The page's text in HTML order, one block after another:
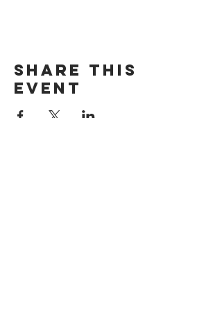
Share this
event